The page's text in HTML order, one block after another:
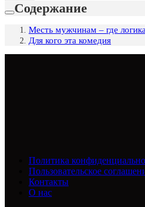
Содержание
Месть мужчинам – где
Для кого эта комедия
Политика
Пользовательское
Контакты
О нас